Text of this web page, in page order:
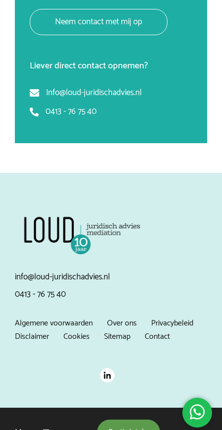
Neem contact met mij op
Liever direct contact opnemen?
Info@loud-juridischadvies.nl
0413 - 76 75 40
info@loud-juridischadvies.nl
0413 - 76 75 40
Algemene voorwaarden Over ons
Privacybeleid
Disclaimer
Cookies Sitemap Contact